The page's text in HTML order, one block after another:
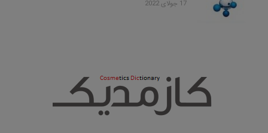
17 جولای 2022